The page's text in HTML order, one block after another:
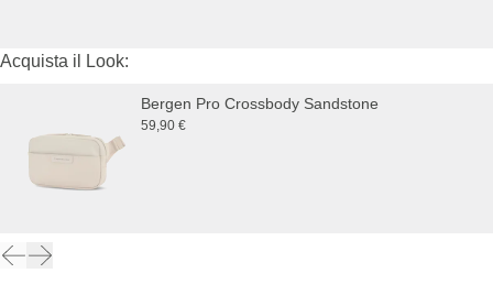
Acquista il Look:
Bergen Pro Crossbody Sandstone
59,90 €